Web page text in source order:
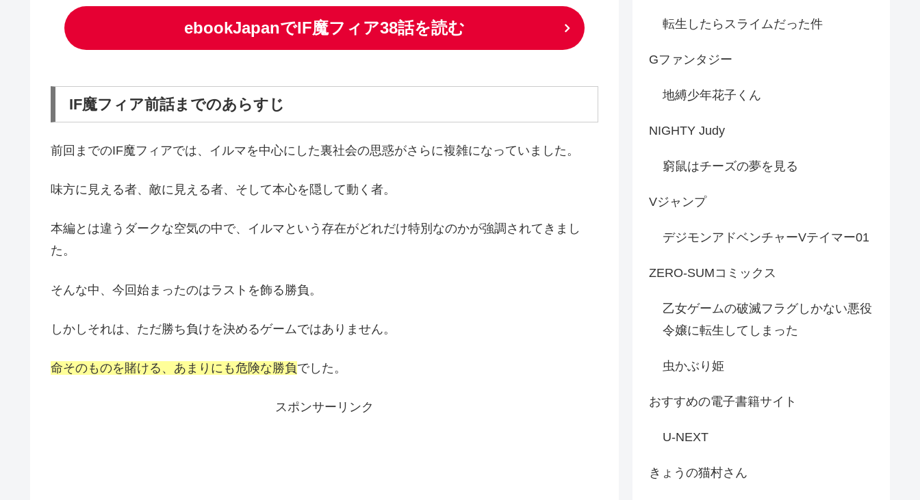
ebookJapanでIF魔フィア38話を読む
IF魔フィア前話までのあらすじ
前回までのIF魔フィアでは、イルマを中心にした裏社会の思惑がさらに複雑になっていました。
味方に見える者、敵に見える者、そして本心を隠して動く者。
本編とは違うダークな空気の中で、イルマという存在がどれだけ特別なのかが強調されてきまし
た。
そんな中、今回始まったのはラストを飾る勝負。
しかしそれは、ただ勝ち負けを決めるゲームではありません。
命そのものを賭ける、あまりにも危険な勝負でした。
スポンサーリンク
転生したらスライムだった件
Gファンタジー
地縛少年花子くん
NIGHTY Judy
窮鼠はチーズの夢を見る
Vジャンプ
デジモンアドベンチャーVテイマー01
ZERO-SUMコミックス
乙女ゲームの破滅フラグしかない悪役
令嬢に転生してしまった
虫かぶり姫
おすすめの電子書籍サイト
U-NEXT
きょうの猫村さん